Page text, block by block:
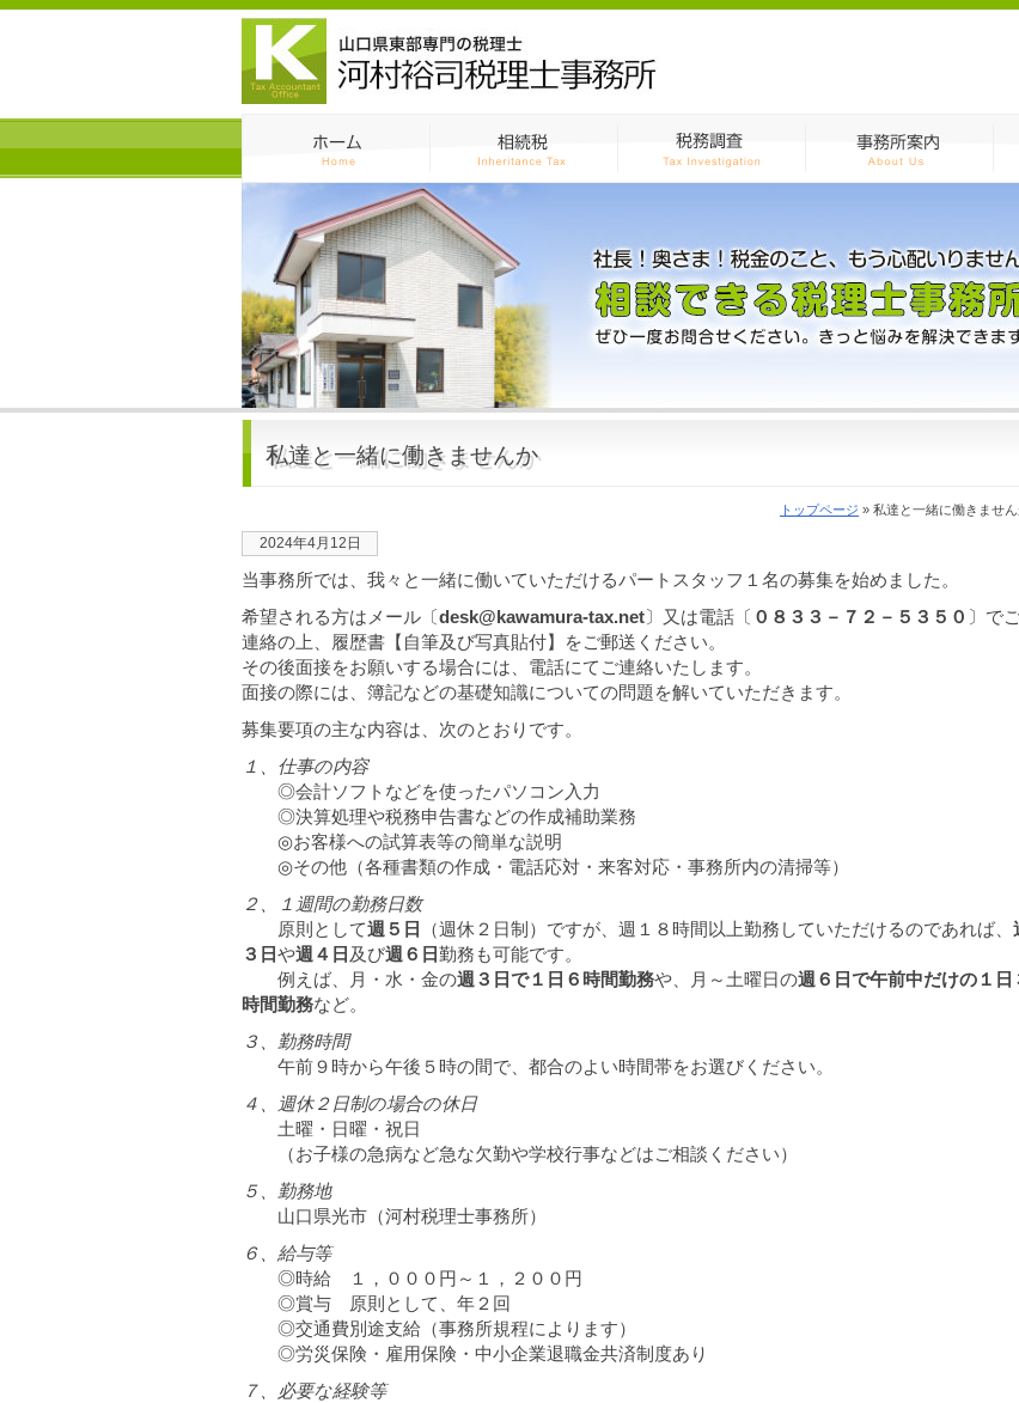
私達と一緒に働きませんか
トップページ » 私達と一緒に働きませ
2024年4月12日
当事務所では、我々と一緒に働いていただけるパートスタッフ１名の募集を始めました。
希望される方はメール〔desk@kawamura-tax.net〕又は電話〔 ０８３３－７２－５３５０ 〕で
連絡の上、履歴書【自筆及び写真貼付】をご郵送ください。
その後面接をお願いする場合には、電話にてご連絡いたします。
面接の際には、簿記などの基礎知識についての問題を解いていただきます。
募集要項の主な内容は、次のとおりです。
１、仕事の内容
◎会計ソフトなどを使ったパソコン入力
◎決算処理や税務申告書などの作成補助業務
◎お客様への試算表等の簡単な説明
◎その他（各種書類の作成・電話応対・来客対応・事務所内の清掃等）
２、１週間の勤務日数
原則として週５日 （週休２日制）ですが、週１８時間以上勤務していただけるのであれば、
３日や週４日 及び週６日勤務も可能です。
例えば、月・水・金の週３日で１日６時間勤務や、月～土曜日の週６日で午前中だけの１日
時間勤務など。
３、勤務時間
午前９時から午後５時の間で、都合のよい時間帯をお選びください。
４、週休２日制の場合の休日
土曜・日曜・祝日
（お子様の急病など急な欠勤や学校行事などはご相談ください）
５、勤務地
山口県光市（河村税理士事務所）
６、給与等
◎時給 １，０００円～１，２００円
◎賞与 原則として、年２回
◎交通費別途支給（事務所規程によります）
◎労災保険・雇用保険・中小企業退職金共済制度あり
７、必要な経験等